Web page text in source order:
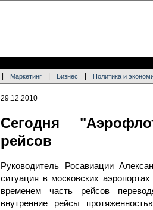
Маркетинг Бизнес Политика и
29.12.2010
Сегодня
рейсов
Руководитель Росавиации
ситуация в московских
временем часть рейсов
внутренние рейсы